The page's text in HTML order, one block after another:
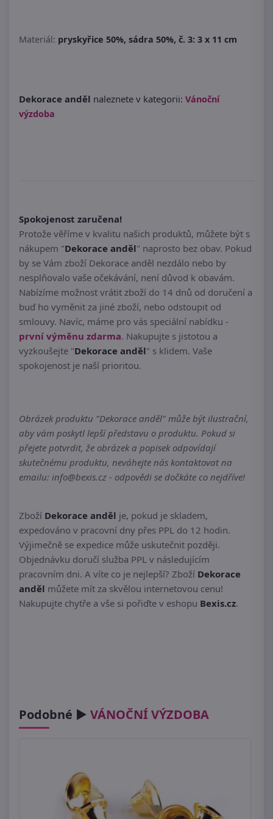
Materiál: pryskyřice 50%, sádra 50%, č. 3: 3 x 11 cm
Dekorace anděl naleznete v kategorii: Vánoční
výzdoba
Spokojenost zaručena!
Protože věříme v kvalitu našich produktů, můžete být s
nákupem "Dekorace anděl" naprosto bez obav. Pokud
by se Vám zboží Dekorace anděl nezdálo nebo by
nesplňovalo vaše očekávání, není důvod k obavám.
Nabízíme možnost vrátit zboží do 14 dnů od doručení a
buď ho vyměnit za jiné zboží, nebo odstoupit od
smlouvy. Navíc, máme pro vás speciální nabídku -
první výměnu zdarma. Nakupujte s jistotou a
vyzkoušejte "Dekorace anděl" s klidem. Vaše
spokojenost je naší prioritou.
Obrázek produktu "Dekorace anděl" může být ilustrační,
aby vám poskytl lepší představu o produktu. Pokud si
přejete potvrdit, že obrázek a popisek odpovídají
skutečnému produktu, neváhejte nás kontaktovat na
emailu: info@bexis.cz - odpovědi se dočkáte co nejdříve!
Zboží Dekorace anděl je, pokud je skladem,
expedováno v pracovní dny přes PPL do 12 hodin.
Výjimečně se expedice může uskutečnit později.
Objednávku doručí služba PPL v následujícím
pracovním dni. A víte co je nejlepší? Zboží Dekorace
anděl můžete mít za skvělou internetovou cenu!
Nakupujte chytře a vše si pořiďte v eshopu Bexis.cz.
Podobné ► VÁNOČNÍ VÝZDOBA